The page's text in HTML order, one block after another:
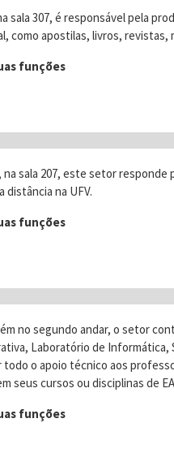
sala 307, é responsável pela
apostilas, livros, revistas,
funções
sala 207, este setor
distância na UFV.
funções
no segundo andar, o setor
Laboratório de Informática,
o apoio técnico aos
seus cursos ou disciplinas de
funções